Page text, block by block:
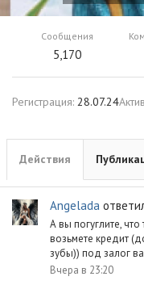
Сообщения
5,170
Регистрация 28.07.24
Действия
Angelada
А вы погуглите,
возьмете кредит
зубы)) под залог
Вчера в 23:20